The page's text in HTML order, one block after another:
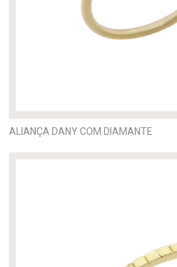
ALIANÇA DANY COM DIAMANTE